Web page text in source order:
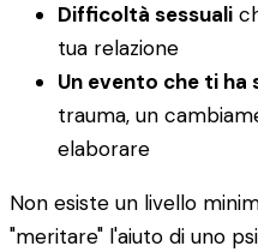
Difficoltà sessuali
tua relazione
Un evento che ti ha
trauma, un
elaborare
Non esiste un livello
"meritare" l'aiuto di uno